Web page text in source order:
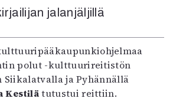
jalanjäljillä
polut -kulttuurireitistön
ja Pyhännällä
Kestilätutustui reittiin.